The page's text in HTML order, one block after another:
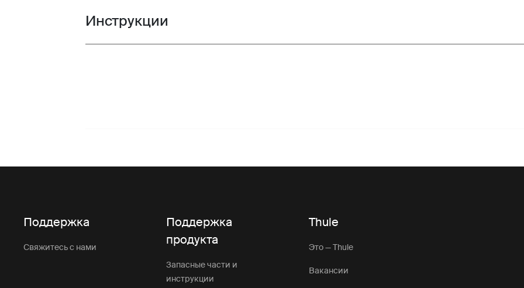
Toggle guides and instructions
Инструкции
Поддержка
Свяжитесь с нами
Поддержка
продукта
Запасные части и
инструкции
Thule
Это — Thule
Вакансии